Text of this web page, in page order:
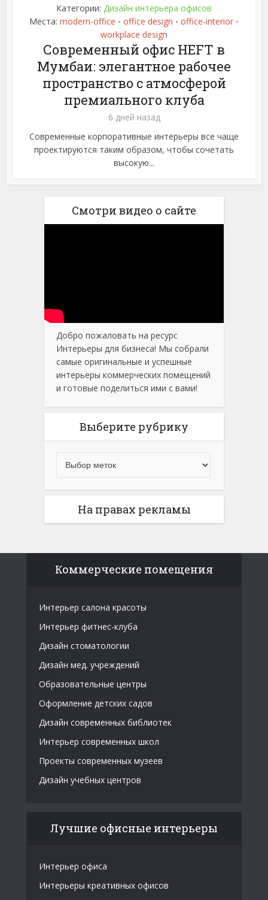
Категории: Дизайн интерьера офисов
Места: modern-office • office design • office-interior •
workplace design
Современный офис HEFT в
Мумбаи: элегантное рабочее
пространство с атмосферой
премиального клуба
6 дней назад
Современные корпоративные интерьеры все чаще
проектируются таким образом, чтобы сочетать
высокую...
Смотри видео о сайте
Добро пожаловать на ресурс
Интерьеры для бизнеса! Мы собрали
самые оригинальные и успешные
интерьеры коммерческих помещений
и готовые поделиться ими с вами!
Выберите рубрику
На правах рекламы
Коммерческие помещения
Интерьер салона красоты
Интерьер фитнес-клуба
Дизайн стоматологии
Дизайн мед. учреждений
Образовательные центры
Оформление детских садов
Дизайн современных библиотек
Интерьер современных школ
Проекты современных музеев
Дизайн учебных центров
Лучшие офисные интерьеры
Интерьер офиса
Интерьеры креативных офисов